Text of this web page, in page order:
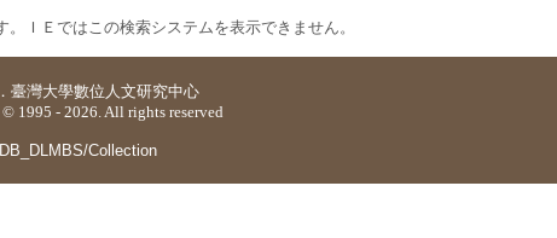
ＩＥではこの検索システムを表示できません。
． 臺灣大學數位人文研究中心
1995 - 2026. All rights reserved
Collection